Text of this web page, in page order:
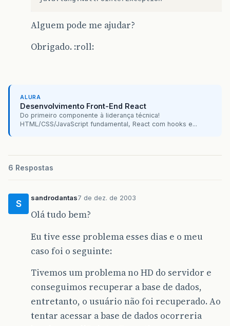
Alguem pode me ajudar?
Obrigado. :roll:
ALURA
Desenvolvimento Front-End React
Do primeiro componente à liderança técnica!
HTML/CSS/JavaScript fundamental, React com hooks e...
6 Respostas
S
sandrodantas7 de dez. de 2003
Olá tudo bem?
Eu tive esse problema esses dias e o meu
caso foi o seguinte:
Tivemos um problema no HD do servidor e
conseguimos recuperar a base de dados,
entretanto, o usuário não foi recuperado. Ao
tentar acessar a base de dados ocorreria